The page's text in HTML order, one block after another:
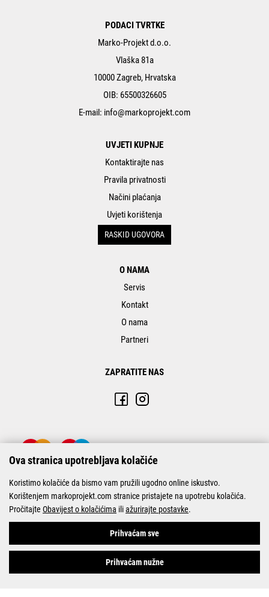
PODACI TVRTKE
Marko-Projekt d.o.o.
Vlaška 81a
10000 Zagreb, Hrvatska
OIB: 65500326605
E-mail: info@markoprojekt.com
UVJETI KUPNJE
Kontaktirajte nas
Pravila privatnosti
Načini plaćanja
Uvjeti korištenja
RASKID UGOVORA
O NAMA
Servis
Kontakt
O nama
Partneri
ZAPRATITE NAS
© Marko-Projekt 2026
Ova stranica upotrebljava kolačiće
Koristimo kolačiće da bismo vam pružili ugodno online iskustvo.
Korištenjem markoprojekt.com stranice pristajete na upotrebu kolačića.
Pročitajte Obavijest o kolačićima iliažurirajte postavke.
Prihvaćam sve
Prihvaćam nužne